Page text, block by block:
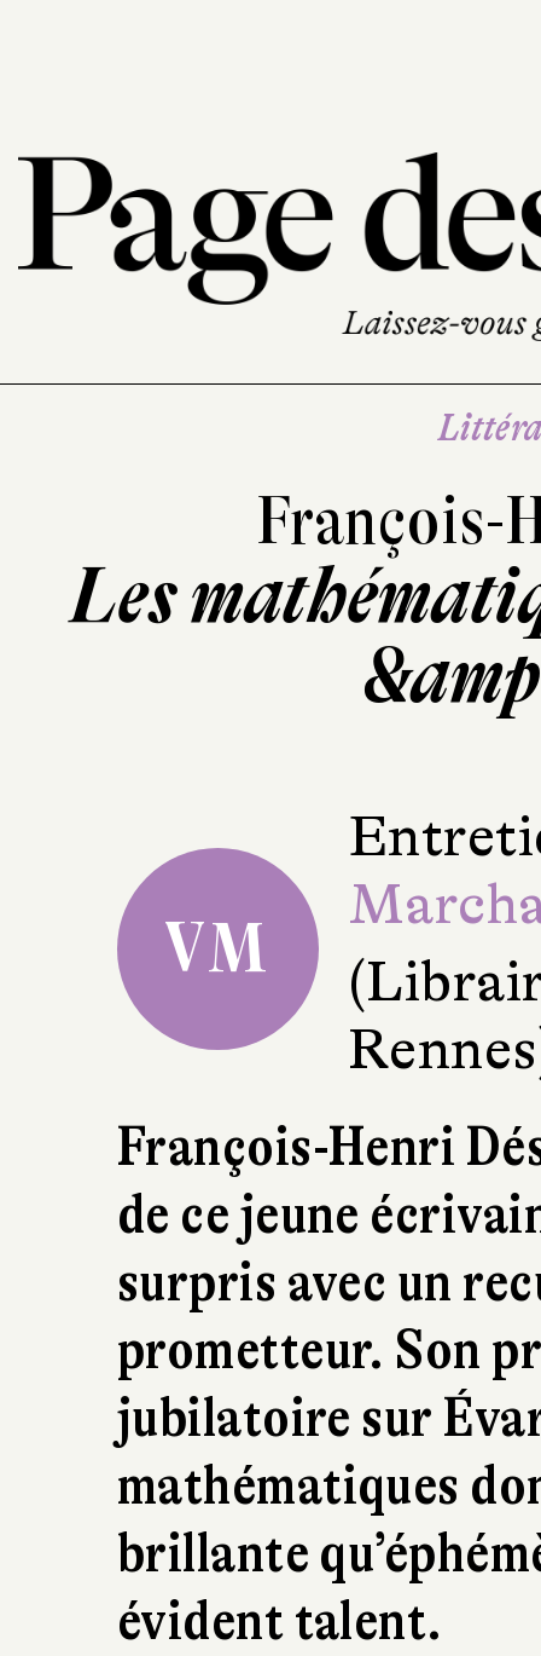
François-
Les
VM
François-Henri
de ce jeune
surpris avec un
prometteur. Son
jubilatoire sur
mathématiques
brillante
évident talent.